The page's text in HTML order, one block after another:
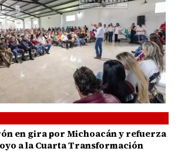
en gira por Michoacán y refuerza
a la Cuarta Transformación